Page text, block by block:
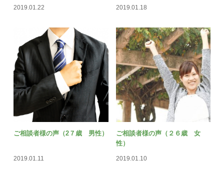
2019.01.22 2019.01.18
ご相談者様の声（2７歳 男性）
2019.01.11
ご相談者様の声（２６歳 女
性）
2019.01.10